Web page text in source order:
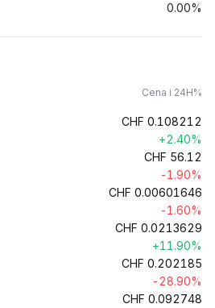
0.00%
Cena i 24H%
CHF 0.108212
+2.40%
CHF 56.12
-1.90%
CHF 0.00601646
-1.60%
CHF 0.0213629
+11.90%
CHF 0.202185
-28.90%
CHF 0.092748